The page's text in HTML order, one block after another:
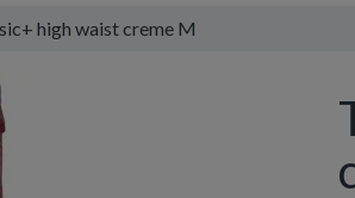
high waist creme M